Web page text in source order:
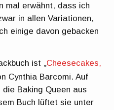
mal erwähnt, dass ich
in allen Variationen,
einige davon gebacken
ist „Cheesecakes,
Cynthia Barcomi. Auf
Baking Queen aus
Buch lüftet sie unter